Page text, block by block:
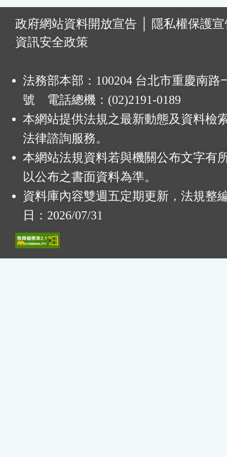
政府網站資料開放宣告
隱私權保護
資訊安全政策
法務部本部：100204 台北市重慶南路
號 電話總機：(02)2191-0189
本網站提供法規之最新動態及資料檢
法律諮詢服務。
本網站法規資料若與機關公布文字有
以公布之書面資料為準。
資料庫內容雙週五定期更新，法規整
日：2026/07/31